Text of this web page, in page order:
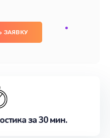
ЗАЯВКУ
за 30 мин.